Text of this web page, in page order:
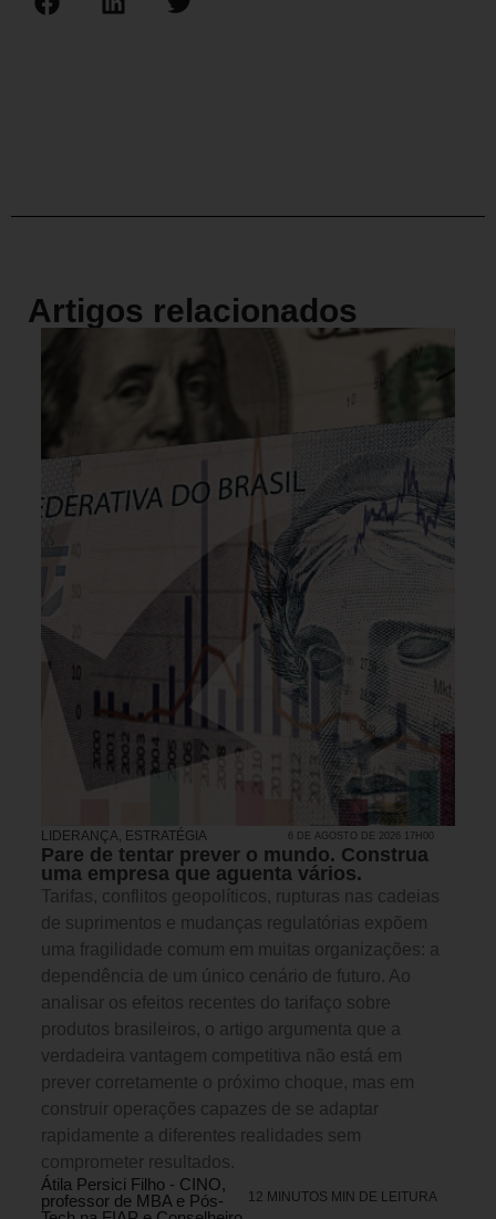
Artigos relacionados
LIDERANÇA, ESTRATÉGIA 6 DE AGOSTO DE 2026 17H00
Pare de tentar prever o mundo. Construa
uma empresa que aguenta vários.
Tarifas, conflitos geopolíticos, rupturas nas cadeias
de suprimentos e mudanças regulatórias expõem
uma fragilidade comum em muitas organizações: a
dependência de um único cenário de futuro. Ao
analisar os efeitos recentes do tarifaço sobre
produtos brasileiros, o artigo argumenta que a
verdadeira vantagem competitiva não está em
prever corretamente o próximo choque, mas em
construir operações capazes de se adaptar
rapidamente a diferentes realidades sem
comprometer resultados.
Átila Persici Filho - CINO,
professor de MBA e Pós-
12 MINUTOS MIN DE LEITURA